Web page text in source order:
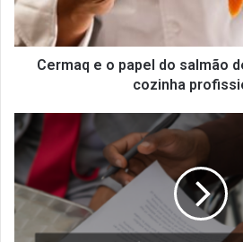
de
alta
qualidade
Cermaq e o papel do salmão
cozinha
Folga
aos
domingos
para
empregados:
decisão
reforça